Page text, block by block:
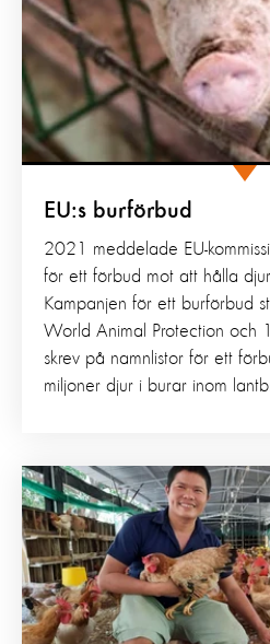
EU:s burförbud
2021 meddelade EU-
för ett förbud mot att hålla
Kampanjen för ett burförbud
World Animal Protection och
skrev på namnlistor för ett
miljoner djur i burar inom